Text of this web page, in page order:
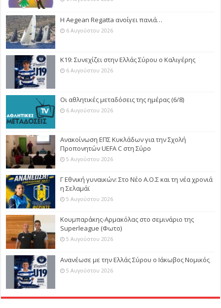
Η Aegean Regatta ανοίγει πανιά…
6 Αυγούστου 2026
Κ19: Συνεχίζει στην Ελλάς Σύρου ο Καλιγέρης
6 Αυγούστου 2026
Οι αθλητικές μεταδόσεις της ημέρας (6/8)
6 Αυγούστου 2026
Ανακοίνωση ΕΠΣ Κυκλάδων για την Σχολή
Προπονητών UEFA C στη Σύρο
5 Αυγούστου 2026
Γ Εθνική γυναικών: Στο Νέο Α.Ο.Σ και τη νέα χρονιά
η Σελαμάϊ
5 Αυγούστου 2026
Κουμπαράκης-Αρμακόλας στο σεμινάριο της
Superleague (Φωτο)
5 Αυγούστου 2026
Ανανέωσε με την Ελλάς Σύρου ο Ιάκωβος Νομικός
5 Αυγούστου 2026